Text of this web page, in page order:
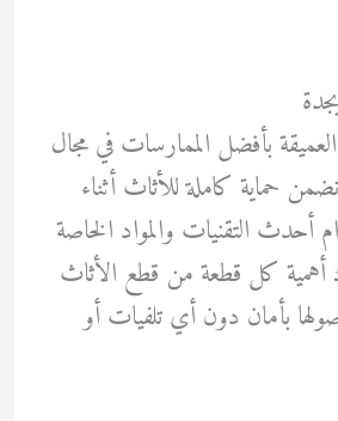
العميقة بأفضل الممارسات في مجال
حماية كاملة للأثاث أثناء
أحدث التقنيات والمواد الخاصة
أهمية كل قطعة من قطع الأثاث
بأمان دون أي تلفيات أو